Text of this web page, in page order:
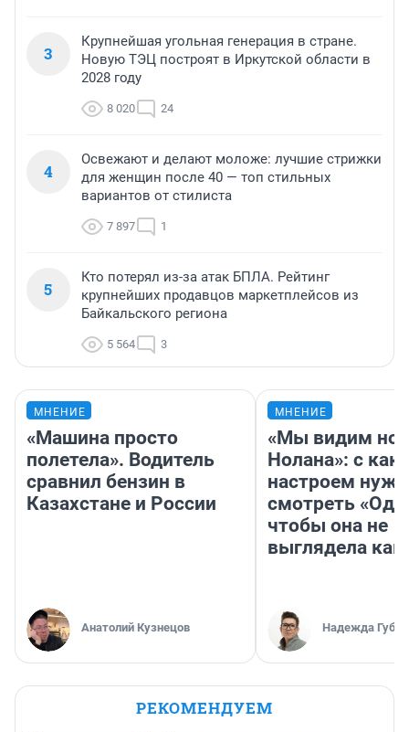
3
Крупнейшая угольная генерация в стране.
Новую ТЭЦ построят в Иркутской области в
2028 году
8 020 24
4
Освежают и делают моложе: лучшие стрижки
для женщин после 40 — топ стильных
вариантов от стилиста
7 897 1
5
Кто потерял из-за атак БПЛА. Рейтинг
крупнейших продавцов маркетплейсов из
Байкальского региона
5 564 3
МНЕНИЕ
«Машина просто
полетела». Водитель
сравнил бензин в
Казахстане и России
Анатолий Кузнецов
МНЕНИЕ
«Мы видим
Нолана»: с
настроем
смотреть
чтобы она не
выглядела как
Надежда
РЕКОМЕНДУЕМ